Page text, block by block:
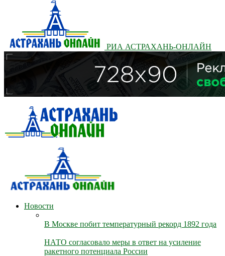
РИА АСТРАХАНЬ-ОНЛАЙН
Новости
В Москве побит температурный рекорд 1892 года
НАТО согласовало меры в ответ на усиление
ракетного потенциала России